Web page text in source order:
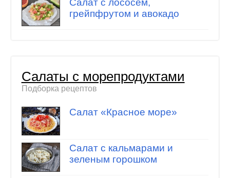
Салат с лососем,
грейпфрутом и авокадо
Салаты с морепродуктами
Подборка рецептов
Салат «Красное море»
Салат с кальмарами и
зеленым горошком